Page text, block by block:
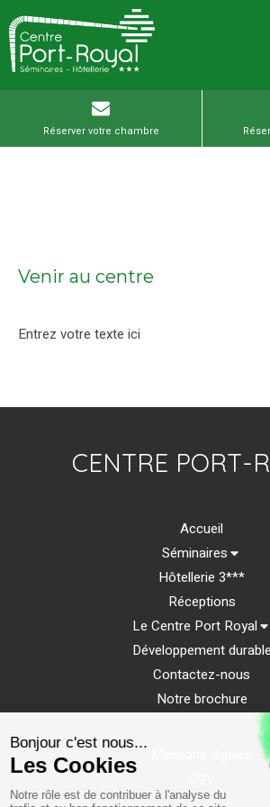
Réserver votre chambre
Venir au centre
Entrez votre texte ici
CENTRE PORT-
Accueil
Séminaires
Hôtellerie 3***
Réceptions
Le Centre Port Royal
Développement durable
Contactez-nous
Notre brochure